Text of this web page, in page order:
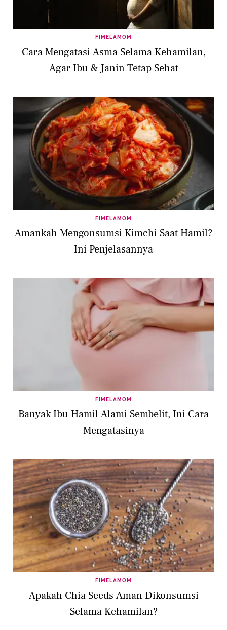
FIMELAMOM
Cara Mengatasi Asma Selama Kehamilan,
Agar Ibu & Janin Tetap Sehat
FIMELAMOM
Amankah Mengonsumsi Kimchi Saat Hamil?
Ini Penjelasannya
FIMELAMOM
Banyak Ibu Hamil Alami Sembelit, Ini Cara
Mengatasinya
FIMELAMOM
Apakah Chia Seeds Aman Dikonsumsi
Selama Kehamilan?